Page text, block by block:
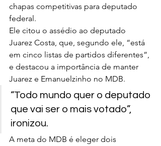
chapas competitivas para deputado
federal.
Ele citou o assédio ao deputado
Juarez Costa, que, segundo ele, “está
em cinco listas de partidos diferentes”,
e destacou a importância de manter
Juarez e Emanuelzinho no MDB.
“Todo mundo quer o deputado
que vai ser o mais votado”,
ironizou.
A meta do MDB é eleger dois